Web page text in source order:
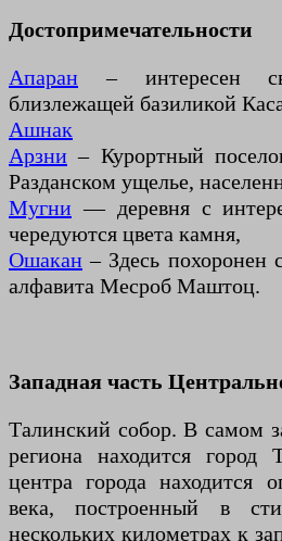
Достопримечательности
Апаран – интересен
близлежащей базиликой
Ашнак
Арзни – Курортный
Разданском ущелье,
Мугни — деревня с
чередуются цвета камня,
Ошакан – Здесь похоронен
алфавита Месроб Маштоц.
Западная часть
Талинский собор. В самом
региона находится
центра города находится
века, построенный в
нескольких километрах к